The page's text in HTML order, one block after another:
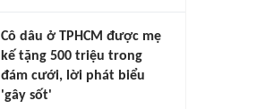
Cô dâu ở TPHCM được mẹ
kế tặng 500 triệu trong
đám cưới, lời phát biểu
'gây sốt'